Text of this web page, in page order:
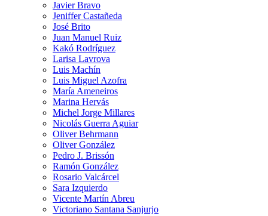
Javier Bravo
Jeniffer Castañeda
José Brito
Juan Manuel Ruiz
Kakó Rodríguez
Larisa Lavrova
Luis Machín
Luis Miguel Azofra
María Ameneiros
Marina Hervás
Michel Jorge Millares
Nicolás Guerra Aguiar
Oliver Behrmann
Oliver González
Pedro J. Brissón
Ramón González
Rosario Valcárcel
Sara Izquierdo
Vicente Martín Abreu
Victoriano Santana Sanjurjo